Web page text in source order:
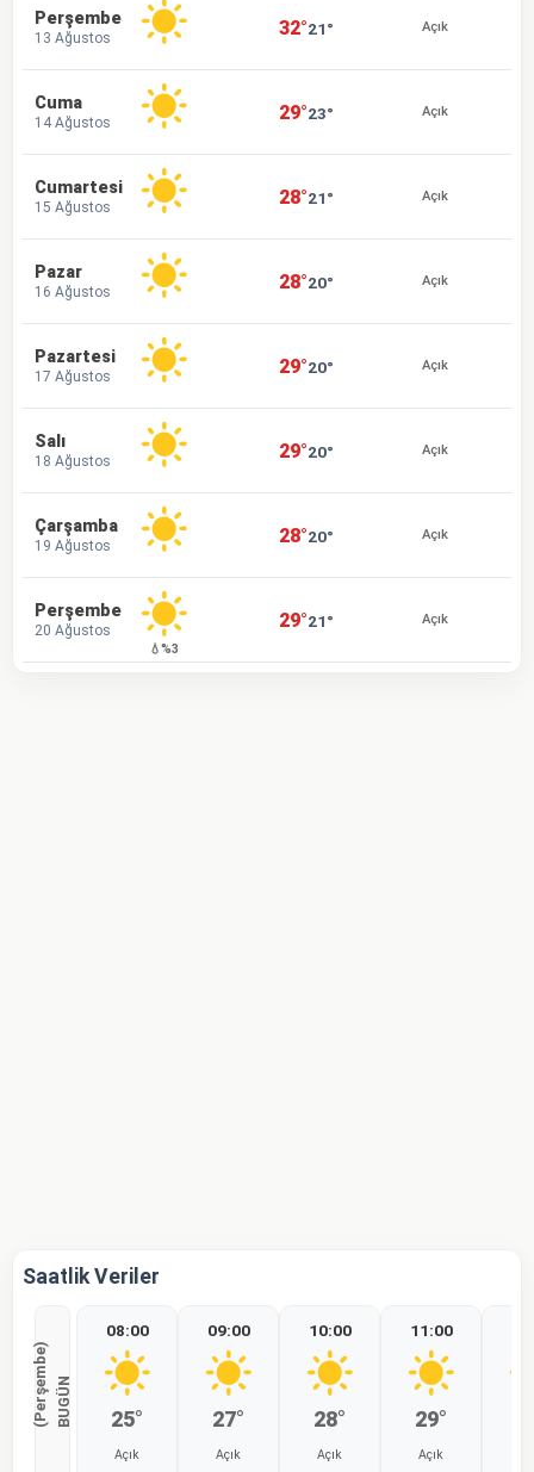
Perşembe
13 Ağustos 32°21° Açık
Cuma
14 Ağustos 29°23° Açık
Cumartesi
15 Ağustos 28°21° Açık
Pazar
16 Ağustos 28°20° Açık
Pazartesi
17 Ağustos 29°20° Açık
Salı
18 Ağustos 29°20° Açık
Çarşamba
19 Ağustos 28°20° Açık
Perşembe
20 Ağustos
💧%3
29°21° Açık
Saatlik Veriler
B
U
G
Ü
N
(
P
e
r
ş
e
m
b
e
)
08:00
25°
Açık
09:00
27°
Açık
10:00
28°
Açık
11:00
29°
Açık